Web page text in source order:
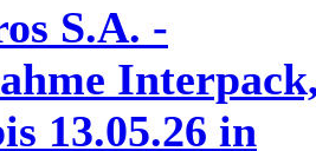
S.A. -
13.05.26 in